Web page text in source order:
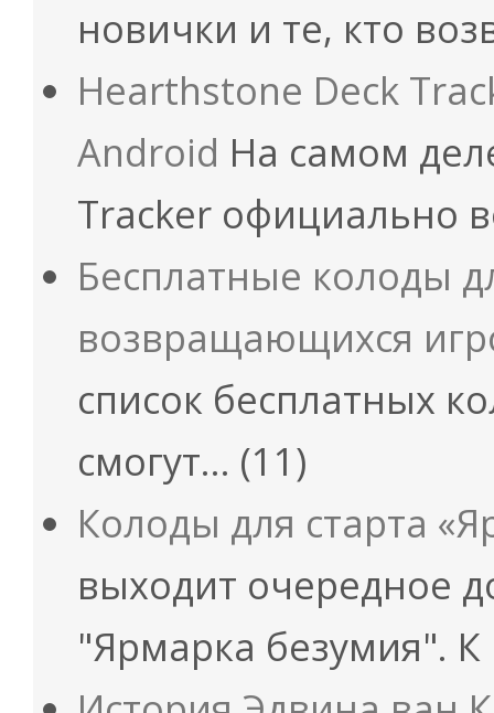
новички и те, кто
Hearthstone Deck
Android На самом
Tracker официально
Бесплатные колоды
возвращающихся
список бесплатных
смогут… (11)
Колоды для старта
выходит очередное
"Ярмарка безумия".